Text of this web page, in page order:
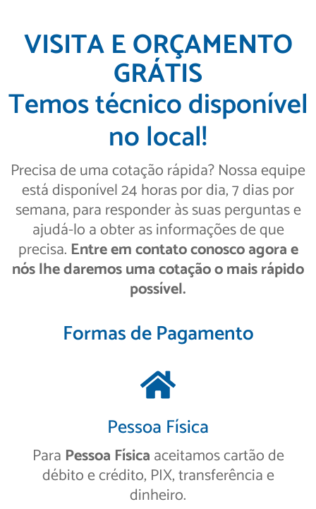
VISITA E ORÇAMENTO
GRÁTIS
Temos técnico disponível
no local!
Precisa de uma cotação rápida? Nossa equipe
está disponível 24 horas por dia, 7 dias por
semana, para responder às suas perguntas e
ajudá-lo a obter as informações de que
precisa. Entre em contato conosco agora e
nós lhe daremos uma cotação o mais rápido
possível.
Formas de Pagamento
Pessoa Física
Para Pessoa Físicaaceitamos cartão de
débito e crédito, PIX, transferência e
dinheiro.